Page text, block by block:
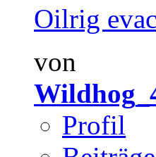
Oilrig evac
von
Profil